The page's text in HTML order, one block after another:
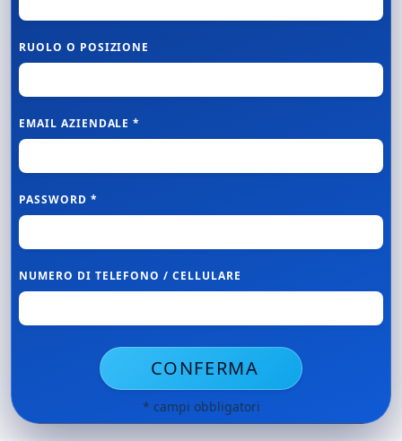
RUOLO O POSIZIONE
EMAIL AZIENDALE *
PASSWORD *
NUMERO DI TELEFONO / CELLULARE
CONFERMA
* campi obbligatori